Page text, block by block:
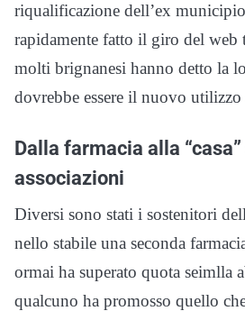
riqualificazione dell’ex
rapidamente fatto il giro del web
molti brignanesi hanno detto la
dovrebbe essere il nuovo
Dalla farmacia alla
associazioni
Diversi sono stati i sostenitori
nello stabile una seconda
ormai ha superato quota seimlla
qualcuno ha promosso quello